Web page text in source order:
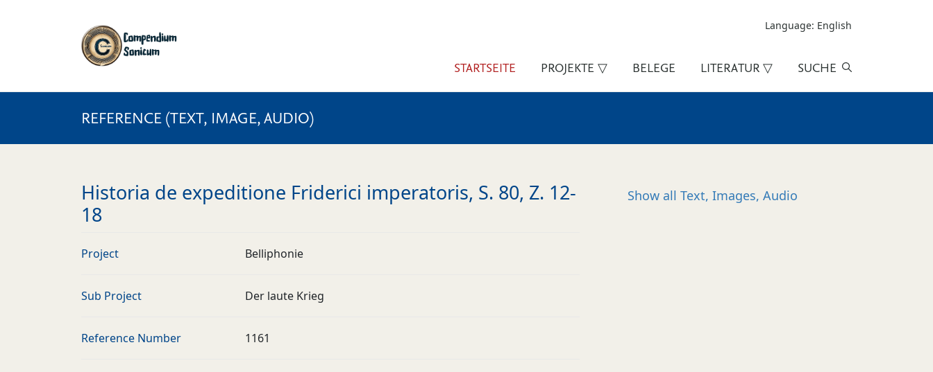
Language: English
STARTSEITE PROJEKTE ▽ BELEGE LITERATUR ▽ SUCHE
REFERENCE (TEXT, IMAGE, AUDIO)
Historia de expeditione Friderici imperatoris, S. 80, Z. 12-
18
Project Belliphonie
Sub Project Der laute Krieg
Reference Number 1161
Show all Text, Images, Audio